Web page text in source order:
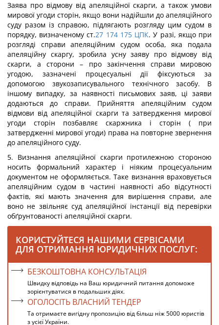
Заява про відмову від апеляційної скарги, а також умови
мирової угоди сторін, якщо вони надійшли до апеляційного
суду разом із справою, підлягають розгляду цим судом в
порядку, визначеному ст.27 174 175 ЦПК. У разі, якщо при
розгляді справи апеляційним судом особа, яка подала
апеляційну скаргу, зробила усну заяву про відмову від
скарги, а сторони – про закінчення справи мировою
угодою, зазначені процесуальні дії фіксуються за
допомогою звукозаписувального технічного засобу. В
іншому випадку, за наявності письмових заяв, ці заяви
додаються до справи. Прийняття апеляційним судом
відмови від апеляційної скарги та затвердження мирової
угоди сторін позбавляє скаржника і сторін ( при
затвердженні мирової угоди) права на повторне звернення
до апеляційного суду.
5. Визнання апеляційної скарги протилежною стороною
носить формальний характер і ніяким процесуальним
документом не оформляється. Таке визнання враховується
апеляційним судом в частині наявності або відсутності
фактів, які мають значення для вирішення справи, але
воно не звільняє суд апеляційної інстанції від перевірки
обґрунтованості апеляційної скарги.
КОРИСТУЙТЕСЯ НАШИМИ СЕРВІСАМИ
ДЛЯ ОТРИМАННЯ ЮРИДИЧНИХ ПОСЛУГ:
БЕЗКОШТОВНА КОНСУЛЬТАЦІЯ
Швидку відповідь на Ваш юридичний питання допоможе
зорієнтуватися в подальших діях.
ОГОЛОСІТЬ ВЛАСНИЙ ТЕНДЕР
Та отримаєте вигідну пропозицію від більш ніж 5000 юристів
з усієї України.